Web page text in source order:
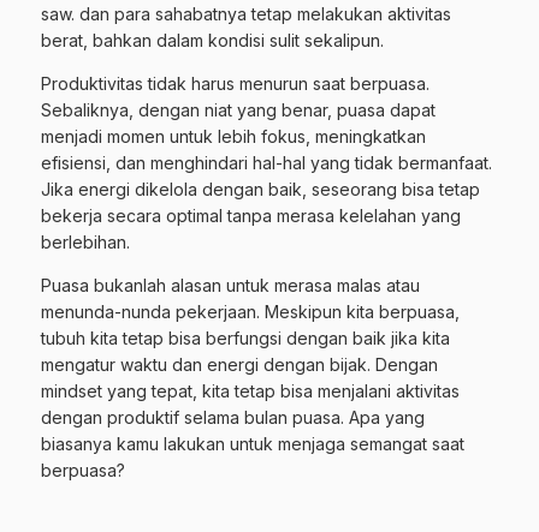
saw. dan para sahabatnya tetap melakukan aktivitas
berat, bahkan dalam kondisi sulit sekalipun.
Produktivitas tidak harus menurun saat berpuasa.
Sebaliknya, dengan niat yang benar, puasa dapat
menjadi momen untuk lebih fokus, meningkatkan
efisiensi, dan menghindari hal-hal yang tidak bermanfaat.
Jika energi dikelola dengan baik, seseorang bisa tetap
bekerja secara optimal tanpa merasa kelelahan yang
berlebihan.
Puasa bukanlah alasan untuk merasa malas atau
menunda-nunda pekerjaan. Meskipun kita berpuasa,
tubuh kita tetap bisa berfungsi dengan baik jika kita
mengatur waktu dan energi dengan bijak. Dengan
mindset yang tepat, kita tetap bisa menjalani aktivitas
dengan produktif selama bulan puasa. Apa yang
biasanya kamu lakukan untuk menjaga semangat saat
berpuasa?